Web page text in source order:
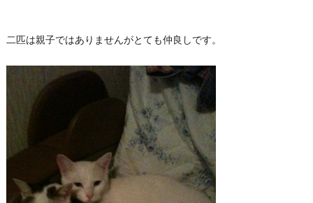
二匹は親子ではありませんがとても仲良しです。